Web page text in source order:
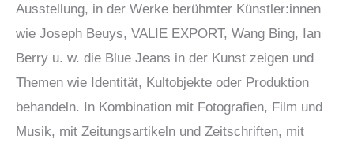
Ausstellung, in der Werke berühmter Künstler:innen
wie Joseph Beuys, VALIE EXPORT, Wang Bing, Ian
Berry u. w. die Blue Jeans in der Kunst zeigen und
Themen wie Identität, Kultobjekte oder Produktion
behandeln. In Kombination mit Fotografien, Film und
Musik, mit Zeitungsartikeln und Zeitschriften, mit